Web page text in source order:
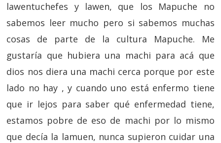
lawentuchefes y lawen, que los Mapuche no
sabemos leer mucho pero si sabemos muchas
cosas de parte de la cultura Mapuche. Me
gustaría que hubiera una machi para acá que
dios nos diera una machi cerca porque por este
lado no hay , y cuando uno está enfermo tiene
que ir lejos para saber qué enfermedad tiene,
estamos pobre de eso de machi por lo mismo
que decía la lamuen, nunca supieron cuidar una